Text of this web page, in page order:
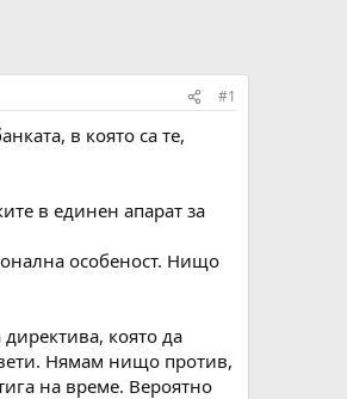
#1
в която са те,
в единен апарат за
особеност. Нищо
която да
Нямам нищо против,
на време. Вероятно